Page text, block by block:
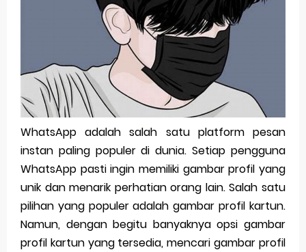
Pp Wa Couple Pasangan: Cara Terbaik Untuk Menjaga Hubungan
Cara Mengecek Windows Ori
Simpan Profil Ig Dengan Mudah
Aplikasi Togel Android: Solusi Praktis Untuk Pecinta Togel
Siap Video Call, tapi Download Aplikasinya Dulu, Abangku
Saturday, 8 August
WhatsApp adalah salah satu platform pesan
instan paling populer di dunia. Setiap pengguna
WhatsApp pasti ingin memiliki gambar profil yang
unik dan menarik perhatian orang lain. Salah satu
pilihan yang populer adalah gambar profil kartun.
Namun, dengan begitu banyaknya opsi gambar
profil kartun yang tersedia, mencari gambar profil